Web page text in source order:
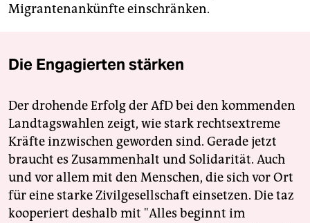
Migrantenankünfte einschränken.
Die Engagierten stärken
Der drohende Erfolg der AfD bei den kommenden
Landtagswahlen zeigt, wie stark rechtsextreme
Kräfte inzwischen geworden sind. Gerade jetzt
braucht es Zusammenhalt und Solidarität. Auch
und vor allem mit den Menschen, die sich vor Ort
für eine starke Zivilgesellschaft einsetzen. Die taz
kooperiert deshalb mit "Alles beginnt im